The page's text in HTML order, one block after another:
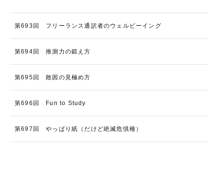
第693回 フリーランス通訳者のウェルビーイング
第694回 推測力の鍛え方
第695回 敗因の見極め方
第696回 Fun to Study
第697回 やっぱり紙（だけど絶滅危惧種）